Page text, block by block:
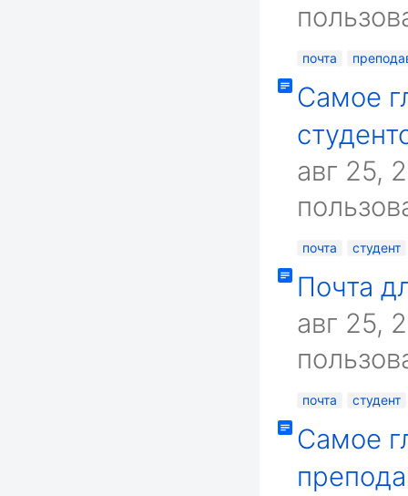
почта
Самое
авг 25,
почта студент
Почта
авг 25,
почта студент
Самое